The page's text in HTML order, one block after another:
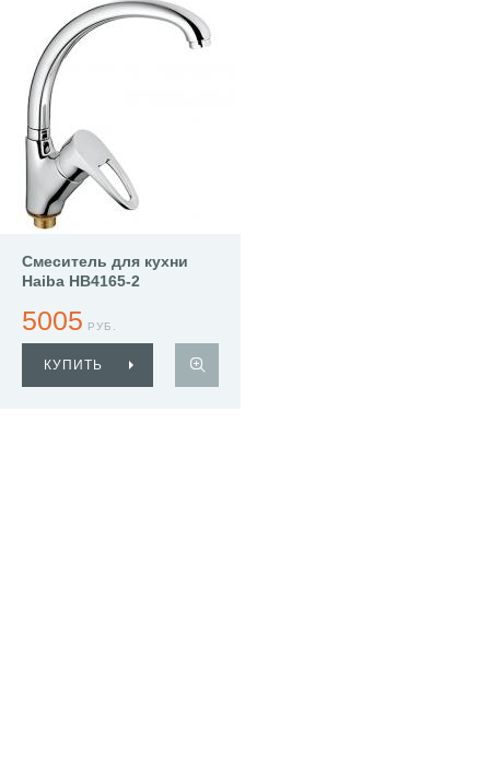
Смеситель для кухни
Haiba HB4165-2
5005 РУБ.
КУПИТЬ